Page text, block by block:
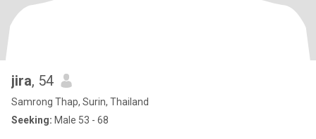
jira, 54
Samrong Thap, Surin, Thailand
Seeking: Male 53 - 68